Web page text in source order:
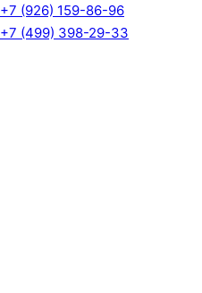
+7 (926) 159-86-96
+7 (499) 398-29-33